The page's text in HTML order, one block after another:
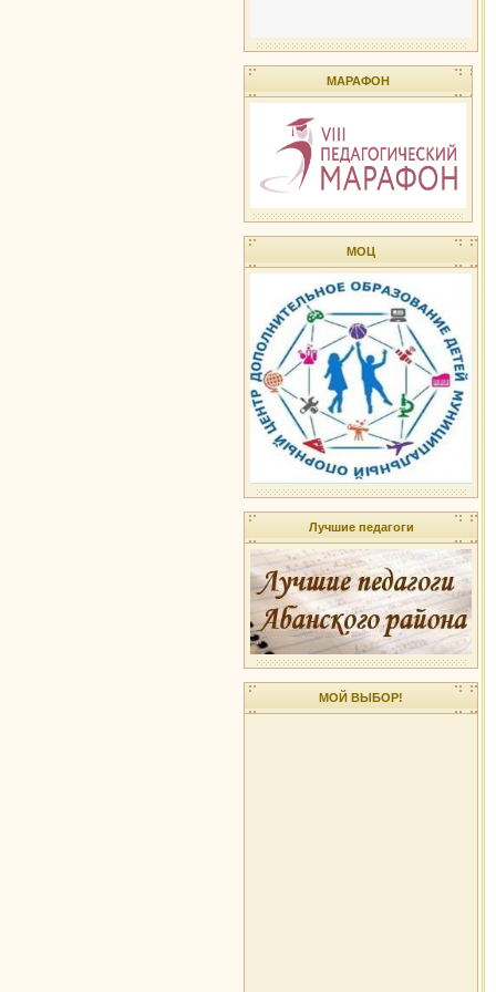
МАРАФОН
МОЦ
Лучшие педагоги
МОЙ ВЫБОР!